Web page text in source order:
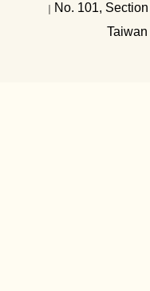
｜ No. 101,